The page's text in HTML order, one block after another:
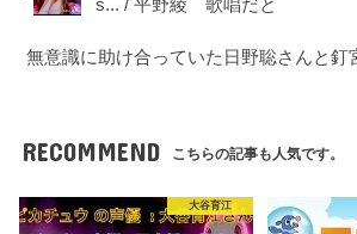
s... / 平野綾 歌唱だと
無意識に助け合っていた日野聡さんと釘
RECOMMEND こちらの記事も人気です。
大谷育江